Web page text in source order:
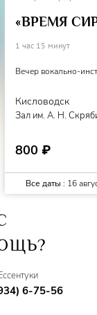
«ВРЕМЯ
1 час 15 минут
Вечер вокально-
Кисловодск
Зал им. А. Н.
800 ₽
Все даты : 16
6-75-56